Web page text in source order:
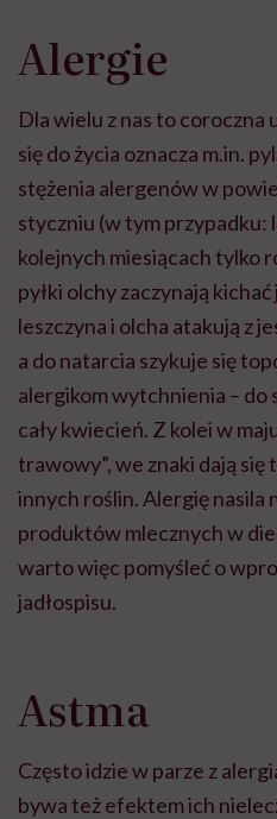
Alergie
Dla wielu z nas to coroczna
się do życia oznacza m.in.
stężenia alergenów w
styczniu (w tym przypadku:
kolejnych miesiącach tylko
pyłki olchy zaczynają
leszczyna i olcha atakują z
a do natarcia szykuje się
alergikom wytchnienia – do
cały kwiecień. Z kolei w
trawowy”, we znaki dają się
innych roślin. Alergię nasila
produktów mlecznych w
warto więc pomyśleć o
jadłospisu.
Astma
Często idzie w parze z
bywa też efektem ich